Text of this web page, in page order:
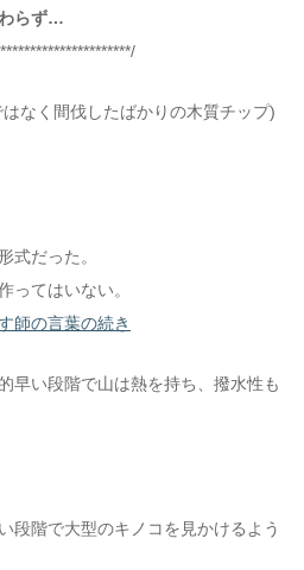
らず…
なく間伐したばかりの木質チップ)
式だった。
ってはいない。
師の言葉の続き
早い段階で山は熱を持ち、撥水性も
段階で大型のキノコを見かけるよう